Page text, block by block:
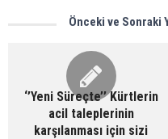
Önceki ve Sonraki
‘’Yeni Süreçte’’ Kürtlerin
acil taleplerinin
karşılanması için sizi